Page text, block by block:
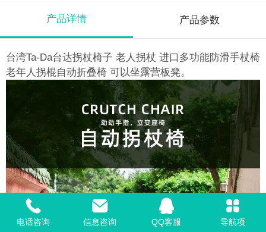
产品详情 产品参数
台湾Ta-Da台达拐杖椅子 老人拐杖 进口多功能防滑手杖椅
老年人拐棍自动折叠椅 可以坐露营板凳。
电话咨询 信息咨询 QQ客服 导航项